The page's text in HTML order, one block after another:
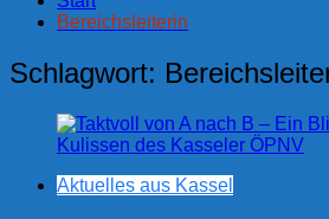
Bereichsleiterin
Schlagwort:
Aktuelles aus Kassel